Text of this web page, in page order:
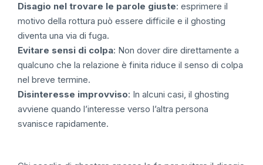
Disagio nel trovare le parole giuste: esprimere il
motivo della rottura può essere difficile e il ghosting
diventa una via di fuga.
Evitare sensi di colpa: Non dover dire direttamente a
qualcuno che la relazione è finita riduce il senso di colpa
nel breve termine.
Disinteresse improvviso: In alcuni casi, il ghosting
avviene quando l’interesse verso l’altra persona
svanisce rapidamente.